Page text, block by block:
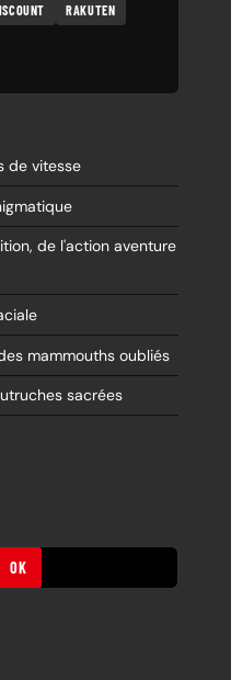
RAKUTEN
de vitesse
de l'action aventure
mammouths oubliés
sacrées
OK